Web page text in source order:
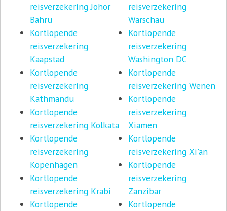
reisverzekering Johor
Bahru
Kortlopende
reisverzekering
Kaapstad
Kortlopende
reisverzekering
Kathmandu
Kortlopende
reisverzekering Kolkata
Kortlopende
reisverzekering
Kopenhagen
Kortlopende
reisverzekering Krabi
Kortlopende
reisverzekering
Warschau
Kortlopende
reisverzekering
Washington DC
Kortlopende
reisverzekering Wenen
Kortlopende
reisverzekering
Xiamen
Kortlopende
reisverzekering Xi'an
Kortlopende
reisverzekering
Zanzibar
Kortlopende